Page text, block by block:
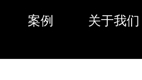
案例 关于我们